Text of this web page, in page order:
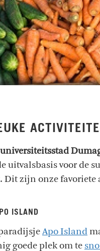
universiteitsstad
uitvalsbasis voor de
Dit zijn onze
ISLAND
Apo Island
goede plek om te